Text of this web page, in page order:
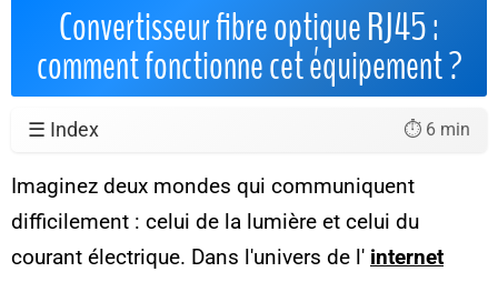
Convertisseur fibre optique RJ45 :
comment fonctionne cet équipement ?
☰ Index ⏱️ 6 min
Imaginez deux mondes qui communiquent
difficilement : celui de la lumière et celui du
courant électrique. Dans l'univers de l' internet